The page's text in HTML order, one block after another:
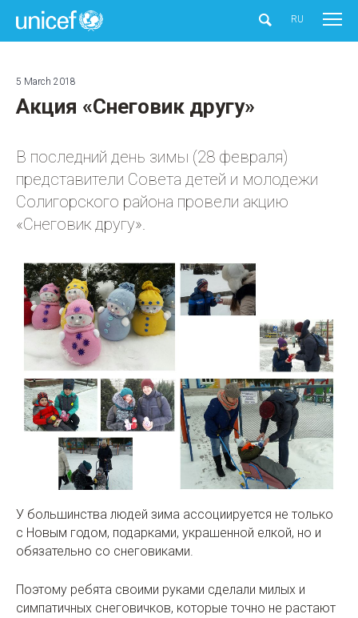
UNICEF RU
5 March 2018
Акция «Снеговик другу»
В последний день зимы (28 февраля)
представители Совета детей и молодежи
Солигорского района провели акцию
«Снеговик другу».
У большинства людей зима ассоциируется не только
с Новым годом, подарками, украшенной елкой, но и
обязательно со снеговиками.
Поэтому ребята своими руками сделали милых и
симпатичных снеговичков, которые точно не растают